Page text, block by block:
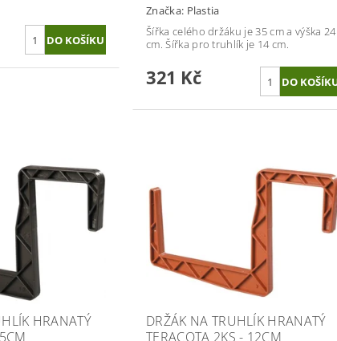
Značka: Plastia
Šířka celého držáku je 35 cm a výška 24
cm. Šířka pro truhlík je 14 cm.
321 Kč
HRANATÝ
DRŽÁK NA TRUHLÍK HRANATÝ
TERACOTA 2KS - 12CM